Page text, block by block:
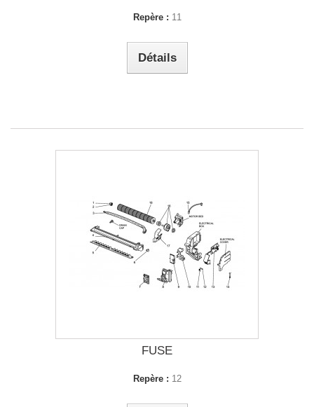
Repère : 11
Détails
FUSE
Repère : 12